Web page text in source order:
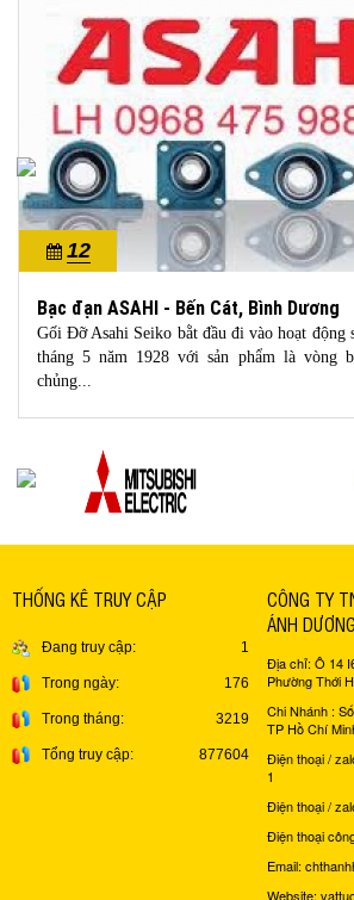
12
10/2022
Bạc đạn ASAHI - Bến Cát, Bình Dương
Gối Đỡ Asahi Seiko bằt đầu đi vào hoạt động
tháng 5 năm 1928 với sản phẩm là vòng
chủng...
THỐNG KÊ TRUY CẬP
Đang truy cập: 1
Trong ngày: 176
Trong tháng: 3219
Tổng truy cập: 877604
CÔNG TY
ÁNH DƯƠNG
Địa chỉ: Ô 14
Phường Thới
Chi Nhánh :
TP Hồ Chí
Điện thoại /
1
Điện thoại /
Điện thoại
Email:
Website: